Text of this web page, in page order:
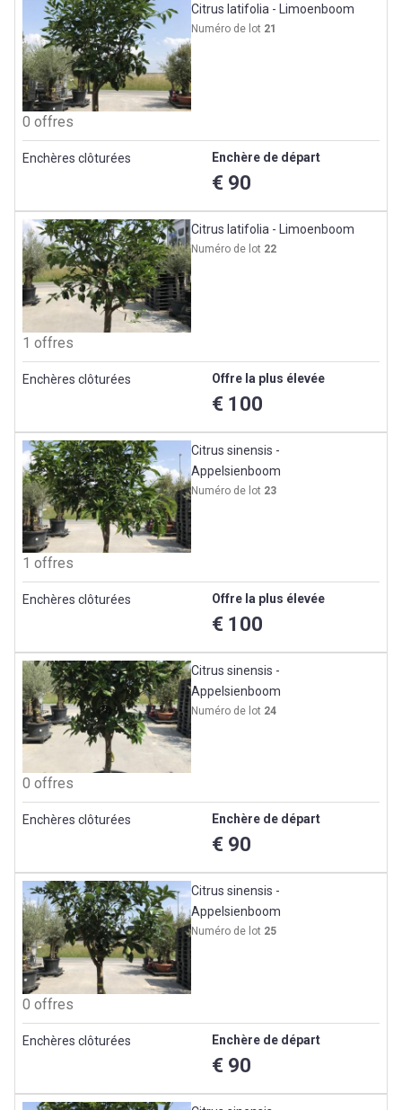
Citrus latifolia - Limoenboom
Numéro de lot 21
0 offres
Enchères clôturées Enchère de départ
€ 90
Citrus latifolia - Limoenboom
Numéro de lot 22
1 offres
Enchères clôturées Offre la plus élevée
€ 100
Citrus sinensis -
Appelsienboom
Numéro de lot 23
1 offres
Enchères clôturées Offre la plus élevée
€ 100
Citrus sinensis -
Appelsienboom
Numéro de lot 24
0 offres
Enchères clôturées Enchère de départ
€ 90
Citrus sinensis -
Appelsienboom
Numéro de lot 25
0 offres
Enchères clôturées Enchère de départ
€ 90